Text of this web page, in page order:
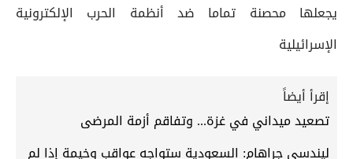
يجعلها محصنة تماما ضد أنظمة الحرب الإلكترونية
الإسرائيلية
إقرأ أيضاً
تصعيد ميداني في غزة... وتفاقم أزمة المرضى
ليندسي جراهام: السعودية ستواجه عواقب وخيمة إذا لم